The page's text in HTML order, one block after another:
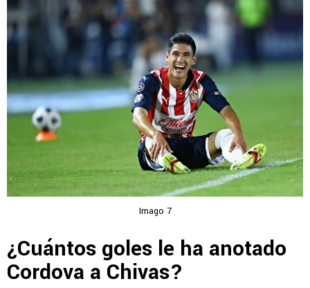
Imago 7
¿Cuántos goles le ha anotado
Cordova a Chivas?